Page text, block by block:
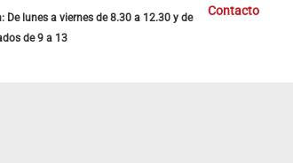
De lunes a viernes de 8.30 a 12.30 y de
de 9 a 13
Contacto